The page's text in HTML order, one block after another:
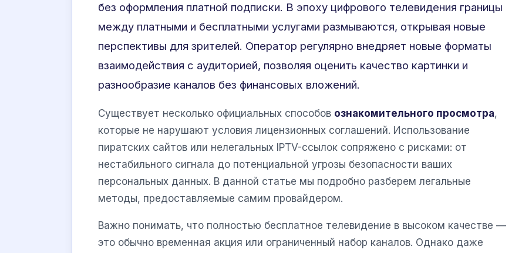
без оформления платной подписки. В эпоху цифрового телевидения границы
между платными и бесплатными услугами размываются, открывая новые
перспективы для зрителей. Оператор регулярно внедряет новые форматы
взаимодействия с аудиторией, позволяя оценить качество картинки и
разнообразие каналов без финансовых вложений.
Существует несколько официальных способов ознакомительного просмотра,
которые не нарушают условия лицензионных соглашений. Использование
пиратских сайтов или нелегальных IPTV-ссылок сопряжено с рисками: от
нестабильного сигнала до потенциальной угрозы безопасности ваших
персональных данных. В данной статье мы подробно разберем легальные
методы, предоставляемые самим провайдером.
Важно понимать, что полностью бесплатное телевидение в высоком качестве —
это обычно временная акция или ограниченный набор каналов. Однако даже